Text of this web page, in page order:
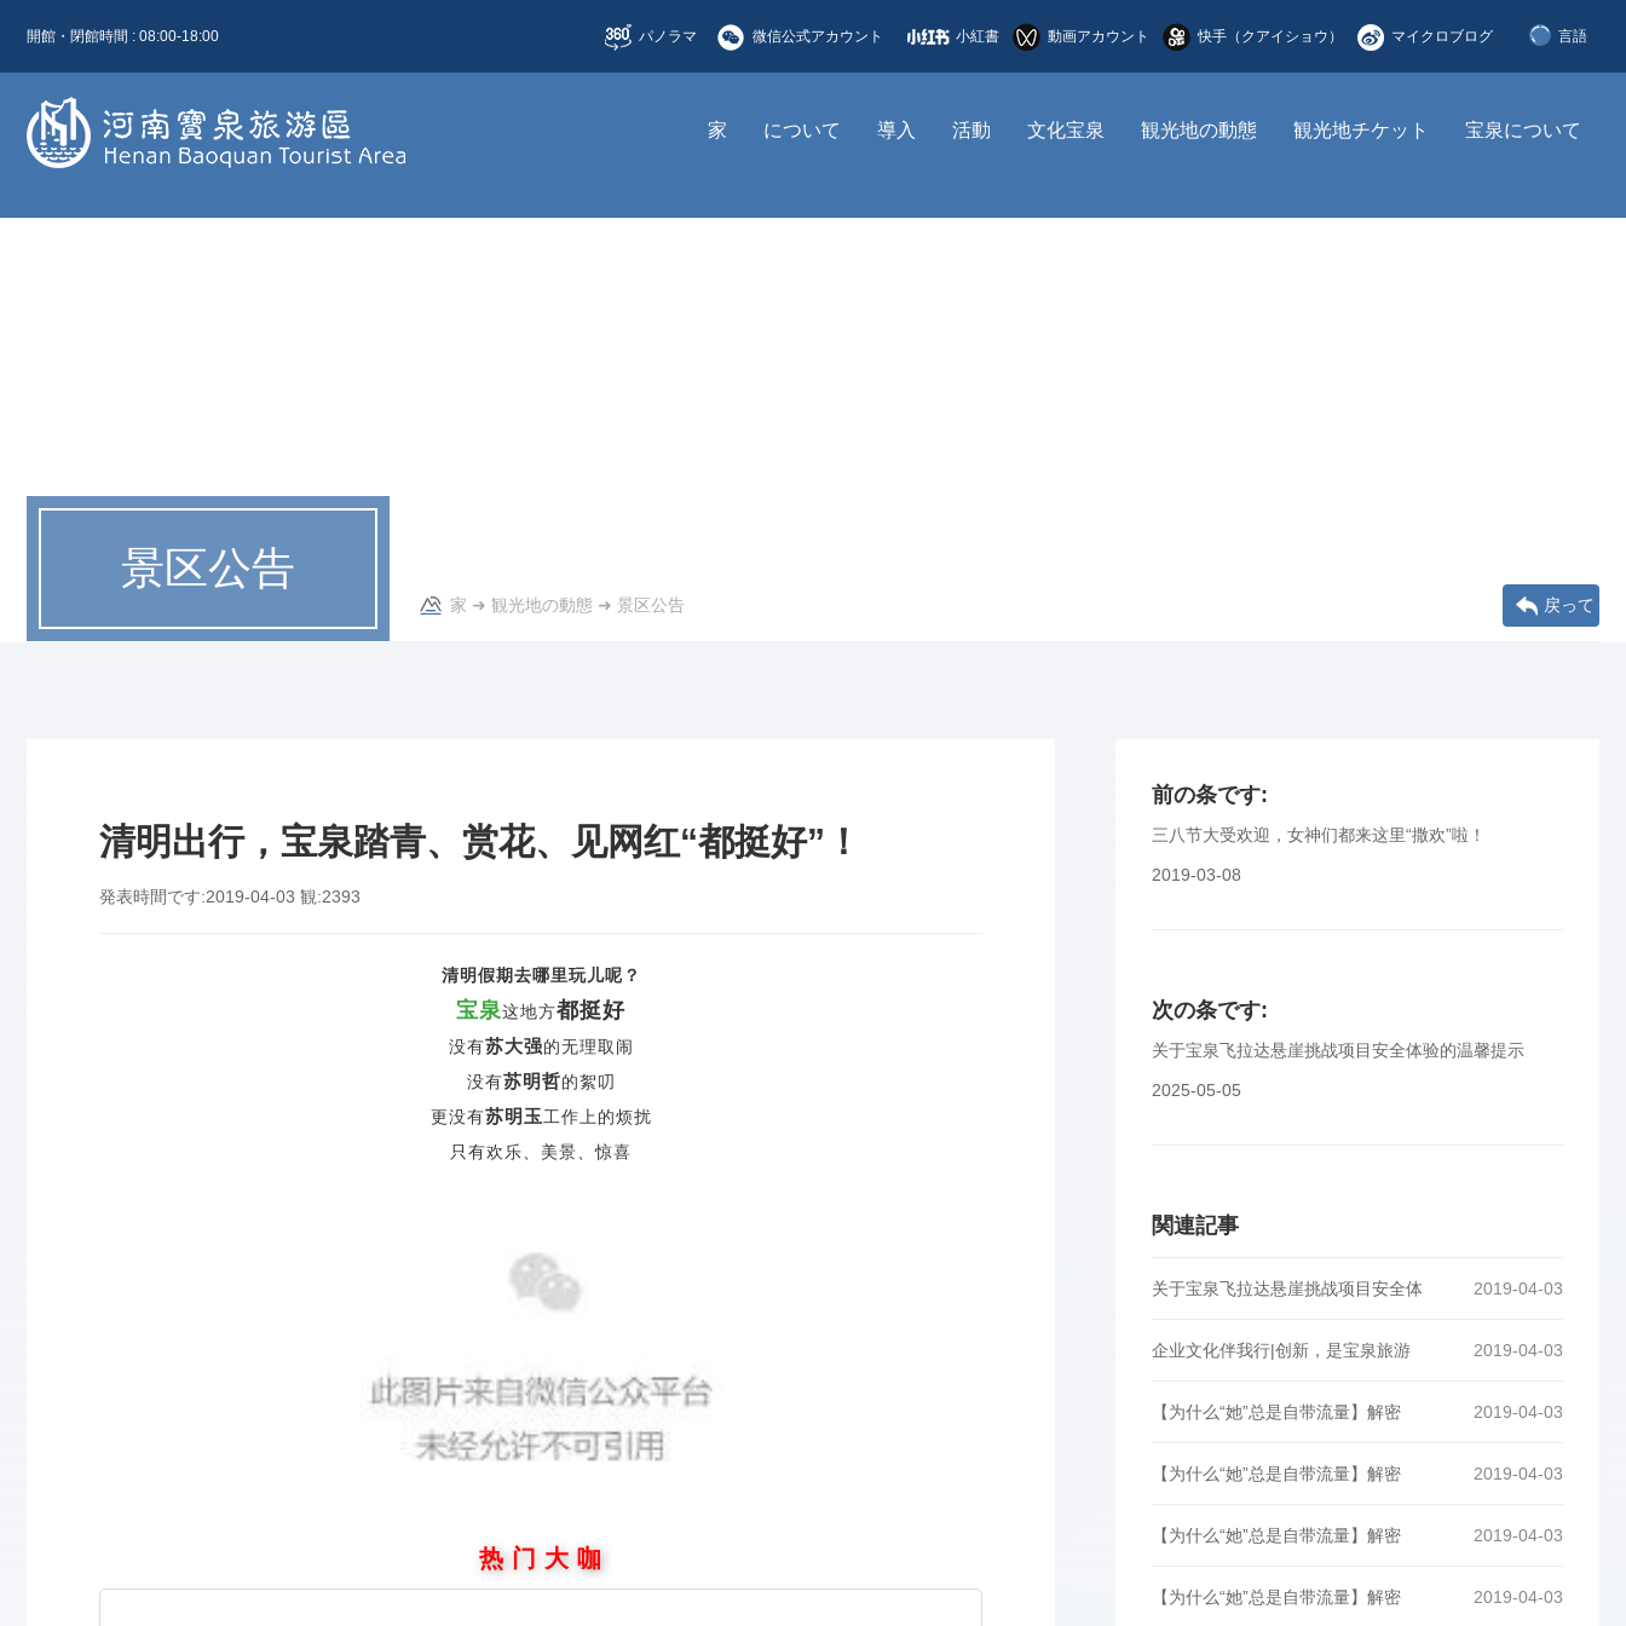
開館・閉館時間 : 08:00-18:00 言語
English
パノラマ 微信公式アカウント 小紅書 動画アカウント 快手（クアイショウ） マイクロブログ
家 について 導入 活動 文化宝泉 観光地の動態 観光地チケット 宝泉について
景区公告
家 ➜ 観光地の動態 ➜ 景区公告 戻って
清明出行，宝泉踏青、赏花、见网红“都挺好”！
発表時間です:2019-04-03 観:2393
清明假期去哪里玩儿呢？
宝泉这地方都挺好
没有苏大强的无理取闹
没有苏明哲的絮叨
更没有苏明玉工作上的烦扰
只有欢乐、美景、惊喜
热 门 大 咖
前の条です:
三八节大受欢迎，女神们都来这里“撒欢”啦！
2019-03-08
次の条です:
关于宝泉飞拉达悬崖挑战项目安全体验的温馨提示
2025-05-05
関連記事
2019-04-03
关于宝泉飞拉达悬崖挑战项目安全体
2019-04-03
企业文化伴我行|创新，是宝泉旅游
2019-04-03
【为什么“她”总是自带流量】解密
2019-04-03
【为什么“她”总是自带流量】解密
2019-04-03
【为什么“她”总是自带流量】解密
2019-04-03
【为什么“她”总是自带流量】解密